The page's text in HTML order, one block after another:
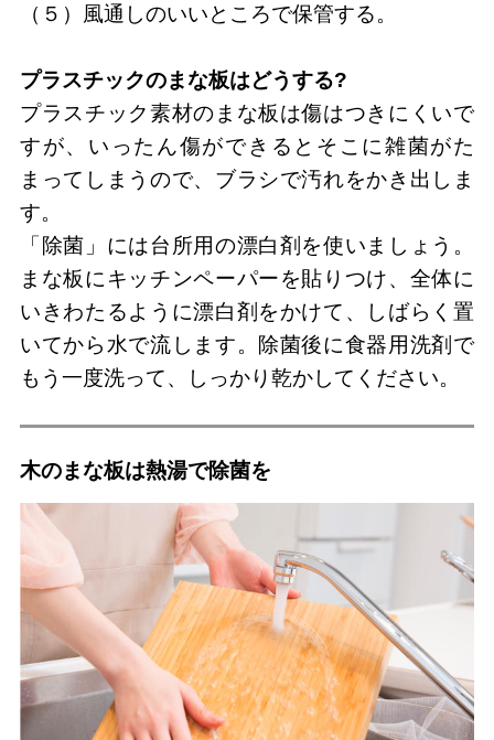
（５）風通しのいいところで保管する。
プラスチックのまな板はどうする?
プラスチック素材のまな板は傷はつきにくいで
すが、いったん傷ができるとそこに雑菌がた
まってしまうので、ブラシで汚れをかき出しま
す。
「除菌」には台所用の漂白剤を使いましょう。
まな板にキッチンペーパーを貼りつけ、全体に
いきわたるように漂白剤をかけて、しばらく置
いてから水で流します。除菌後に食器用洗剤で
もう一度洗って、しっかり乾かしてください。
木のまな板は熱湯で除菌を